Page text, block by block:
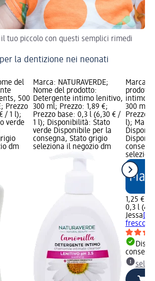
il tuo piccolo con questi semplici rimedi
la dentizione nei neonati
del
500
Prezzo
/ 1 l);
verde
dm
Marca: NATURAVERDE;
Nome del prodotto:
Detergente intimo lenitivo,
300 ml; Prezzo: 1,89 €;
Prezzo base: 0,3 l (6,30 € /
1 l); Disponibilità: Stato
verde Disponibile per la
consegna, Stato grigio
seleziona il negozio dm
Marca:
intimo
300 ml;
Prezzo
l);
1,25 €
0,3 l
Jessa
fresco e